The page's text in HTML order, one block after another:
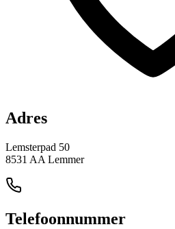
Adres
Lemsterpad 50
8531 AA Lemmer
Telefoonnummer